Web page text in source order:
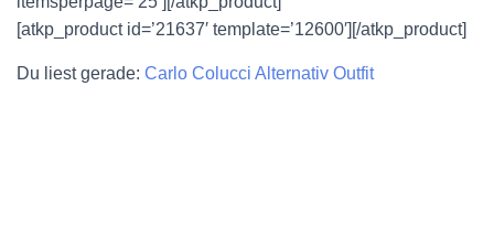
[atkp_product id=’21637′ template=’12600′][/atkp_product]
Du liest gerade: Carlo Colucci Alternativ Outfit